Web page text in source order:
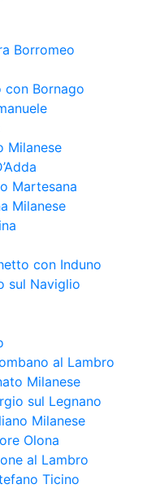
Borromeo
con Bornago
Milanese
Martesana
Milanese
con Induno
sul Naviglio
al Lambro
Milanese
sul Legnano
Milanese
Olona
al Lambro
Ticino